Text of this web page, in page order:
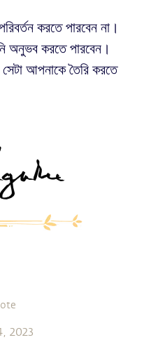
করতে পারবেন না।
অনুভব করতে পারবেন।
আপনাকে তৈরি করতে
2023